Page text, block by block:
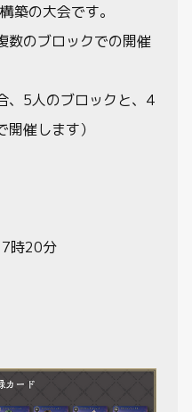
築の大会です。
数のブロックでの開催
、5人のブロックと、4
催します）
時20分